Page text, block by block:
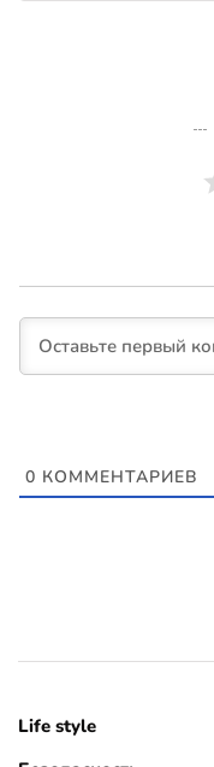
0 КОММЕНТАРИЕВ
Life style